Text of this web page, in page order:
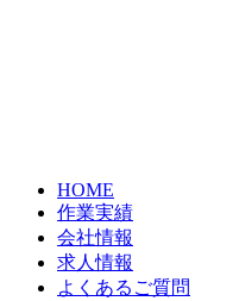
HOME
作業実績
会社情報
求人情報
よくあるご質問